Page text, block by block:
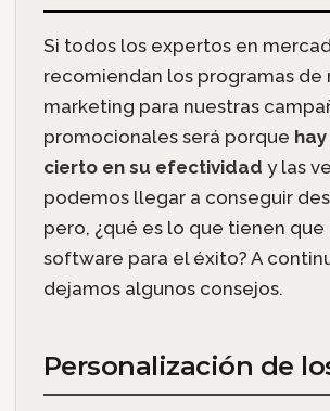
Si todos los expertos en
recomiendan los programas de
marketing para nuestras
promocionales será porque
cierto en su efectividad y las
podemos llegar a conseguir
pero, ¿qué es lo que tienen
software para el éxito? A
dejamos algunos consejos.
Personalización de